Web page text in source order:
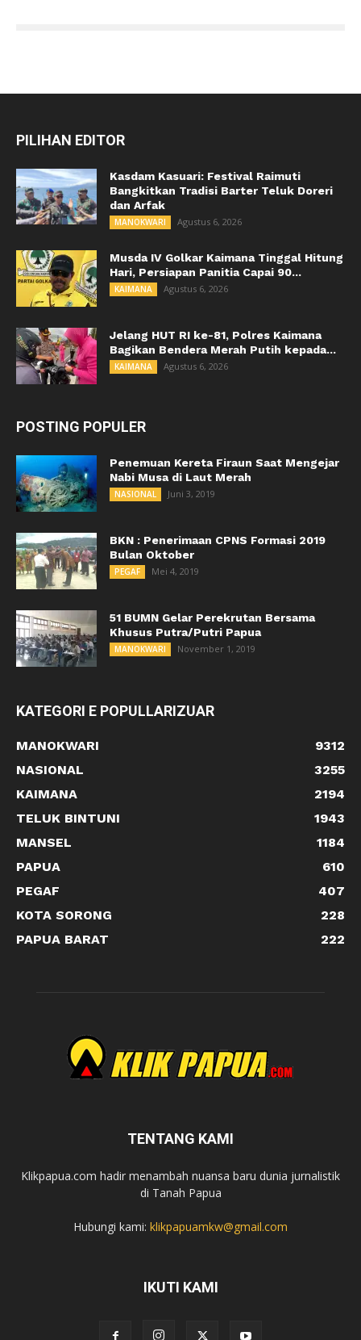
PILIHAN EDITOR
Kasdam Kasuari: Festival Raimuti
Bangkitkan Tradisi Barter Teluk Doreri
dan Arfak
MANOKWARI Agustus 6, 2026
Musda IV Golkar Kaimana Tinggal Hitung
Hari, Persiapan Panitia Capai 90...
KAIMANA Agustus 6, 2026
Jelang HUT RI ke-81, Polres Kaimana
Bagikan Bendera Merah Putih kepada...
KAIMANA Agustus 6, 2026
POSTING POPULER
Penemuan Kereta Firaun Saat Mengejar
Nabi Musa di Laut Merah
NASIONAL Juni 3, 2019
BKN : Penerimaan CPNS Formasi 2019
Bulan Oktober
PEGAF Mei 4, 2019
51 BUMN Gelar Perekrutan Bersama
Khusus Putra/Putri Papua
MANOKWARI November 1, 2019
KATEGORI E POPULLARIZUAR
MANOKWARI
9312
NASIONAL
3255
KAIMANA
2194
TELUK BINTUNI
1943
MANSEL
1184
PAPUA
610
PEGAF
407
KOTA SORONG
228
PAPUA BARAT
222
TENTANG KAMI
Klikpapua.com hadir menambah nuansa baru dunia jurnalistik
di Tanah Papua
Hubungi kami: klikpapuamkw@gmail.com
IKUTI KAMI